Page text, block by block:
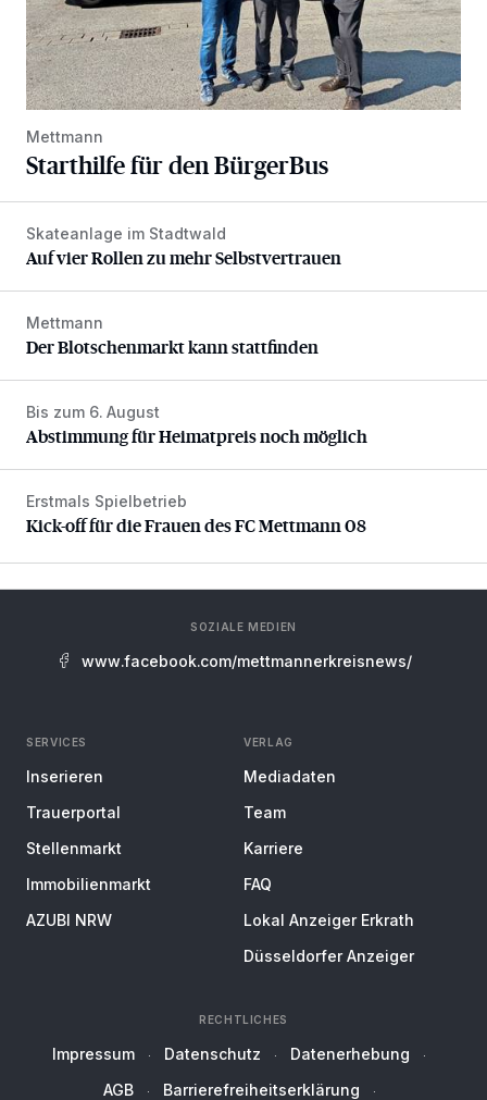
Mettmann
Starthilfe für den BürgerBus
Auf vier Rollen zu mehr Selbstvertrauen
Skateanlage im Stadtwald
Auf vier Rollen zu mehr Selbstvertrauen
Der Blotschenmarkt kann stattfinden
Mettmann
Der Blotschenmarkt kann stattfinden
Abstimmung für Heimatpreis noch möglich
Bis zum 6. August
Abstimmung für Heimatpreis noch möglich
Kick-off für die Frauen des FC Mettmann 08
Erstmals Spielbetrieb
Kick-off für die Frauen des FC Mettmann 08
SOZIALE MEDIEN
www.facebook.com/mettmannerkreisnews/
SERVICES
Inserieren
Trauerportal
Stellenmarkt
Immobilienmarkt
AZUBI NRW
VERLAG
Mediadaten
Team
Karriere
FAQ
Lokal Anzeiger Erkrath
Düsseldorfer Anzeiger
RECHTLICHES
Impressum Datenschutz
Datenerhebung
AGB
Barrierefreiheitserklärung